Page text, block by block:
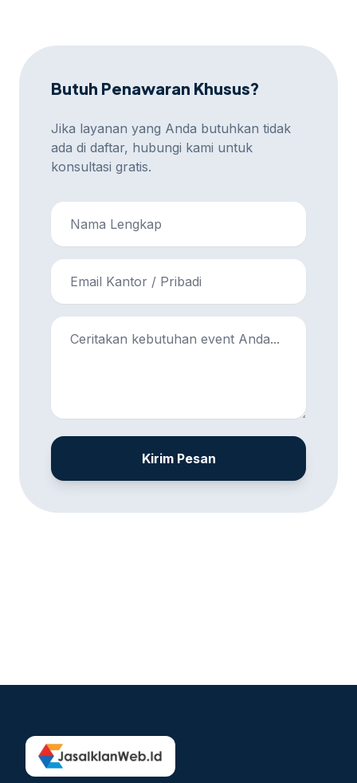
Butuh Penawaran Khusus?
Jika layanan yang Anda butuhkan tidak
ada di daftar, hubungi kami untuk
konsultasi gratis.
Kirim Pesan